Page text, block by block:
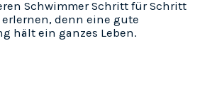
Schwimmer Schritt für Schritt
denn eine gute
hält ein ganzes Leben.